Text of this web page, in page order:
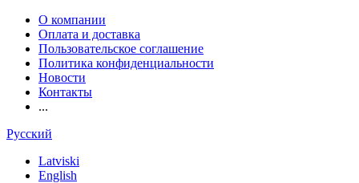
О компании
Оплата и доставка
Пользовательское соглашение
Политика конфиденциальности
Новости
Контакты
...
Русский
Latviski
English